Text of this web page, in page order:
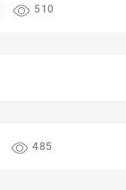
510
485